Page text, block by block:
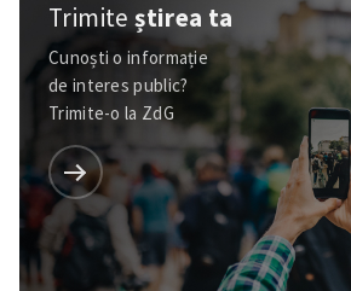
SUSȚINE
Trimiteștirea ta
Cunoști o informație
de interes public?
Trimite-o la ZdG